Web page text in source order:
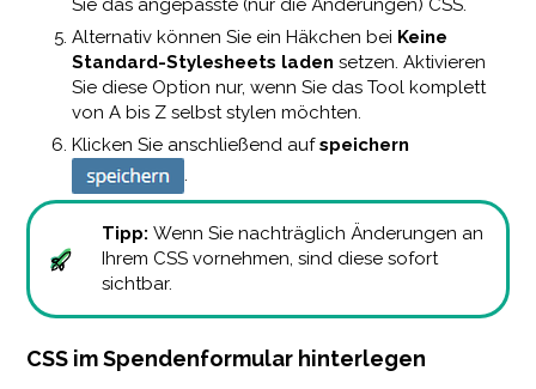
Sie das angepasste (nur die Änderungen) CSS.
Alternativ können Sie ein Häkchen bei Keine
Standard-Stylesheets laden setzen. Aktivieren
Sie diese Option nur, wenn Sie das Tool komplett
von A bis Z selbst stylen möchten.
Klicken Sie anschließend aufspeichern
.
Tipp:Wenn Sie nachträglich Änderungen an
Ihrem CSS vornehmen, sind diese sofort
sichtbar.
CSS im Spendenformular hinterlegen